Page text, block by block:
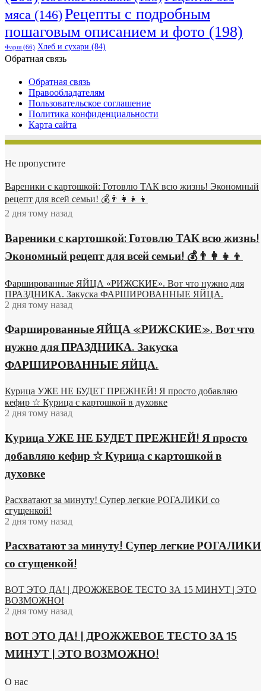
мяса (146)Рецепты с подробным
пошаговым описанием и фото (198)
Фарш(66) Хлеб и сухари (84)
Обратная связь
Обратная связь
Правообладателям
Пользовательское соглашение
Политика конфиденциальности
Карта сайта
Не пропустите
Вареники с картошкой: Готовлю ТАК всю жизнь! Экономный
рецепт для всей семьи! 💰👨👩👧👦
2 дня тому назад
Вареники с картошкой: Готовлю ТАК всю жизнь!
Экономный рецепт для всей семьи! 💰👨👩👧👦
Фаршированные ЯЙЦА «РИЖСКИЕ». Вот что нужно для
ПРАЗДНИКА. Закуска ФАРШИРОВАННЫЕ ЯЙЦА.
2 дня тому назад
Фаршированные ЯЙЦА «РИЖСКИЕ». Вот что
нужно для ПРАЗДНИКА. Закуска
ФАРШИРОВАННЫЕ ЯЙЦА.
Курица УЖЕ НЕ БУДЕТ ПРЕЖНЕЙ! Я просто добавляю
кефир ☆ Курица с картошкой в духовке
2 дня тому назад
Курица УЖЕ НЕ БУДЕТ ПРЕЖНЕЙ! Я просто
добавляю кефир ☆ Курица с картошкой в
духовке
Расхватают за минуту! Супер легкие РОГАЛИКИ со
сгущенкой!
2 дня тому назад
Расхватают за минуту! Супер легкие РОГАЛИКИ
со сгущенкой!
ВОТ ЭТО ДА! | ДРОЖЖЕВОЕ ТЕСТО ЗА 15 МИНУТ | ЭТО
ВОЗМОЖНО!
2 дня тому назад
ВОТ ЭТО ДА! | ДРОЖЖЕВОЕ ТЕСТО ЗА 15
МИНУТ | ЭТО ВОЗМОЖНО!
О нас